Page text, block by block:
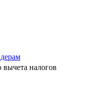
вычета налогов